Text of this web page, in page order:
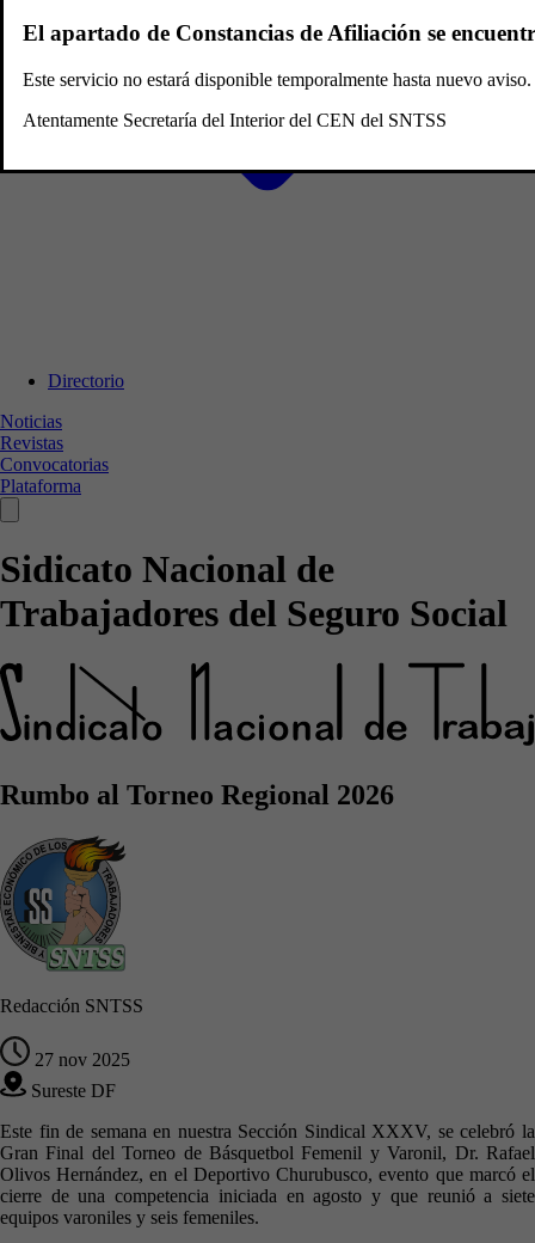
Directorio
Noticias
Revistas
Convocatorias
Plataforma
Sidicato Nacional de
Trabajadores del Seguro Social
El apartado de Constancias de Afiliación se
Este servicio no estará disponible temporalmente hasta nuevo
Atentamente Secretaría del Interior del CEN del SNTSS
Rumbo al Torneo Regional 2026
Redacción SNTSS
27 nov 2025
Sureste DF
Este fin de semana en nuestra Sección Sindical XXXV, se celebró la
Gran Final del Torneo de Básquetbol Femenil y Varonil, Dr. Rafael
Olivos Hernández, en el Deportivo Churubusco, evento que marcó el
cierre de una competencia iniciada en agosto y que reunió a siete
equipos varoniles y seis femeniles.